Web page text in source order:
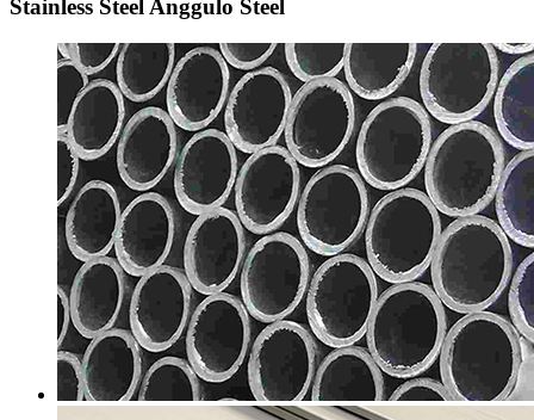
Stainless Steel Anggulo Steel